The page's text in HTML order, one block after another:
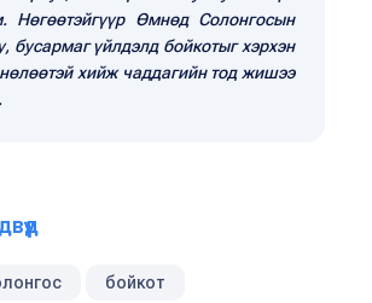
Нөгөөтэйгүүр Өмнөд Солонгосын
бусармаг үйлдэлд бойкотыг хэрхэн
хийж чаддагийн тод жишээ
бойкот